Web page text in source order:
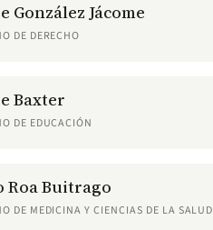
González Jácome
DE DERECHO
Baxter
DE EDUCACIÓN
Roa Buitrago
DE MEDICINA Y CIENCIAS DE LA SALUD